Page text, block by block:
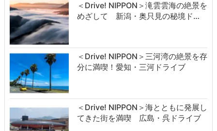
＜Drive! NIPPON＞滝雲雲海の絶景を
めざして 新潟・奥只見の秘境ド…
＜Drive! NIPPON＞三河湾の絶景を存
分に満喫！愛知・三河ドライブ
＜Drive! NIPPON＞海とともに発展し
てきた街を満喫 広島・呉ドライブ